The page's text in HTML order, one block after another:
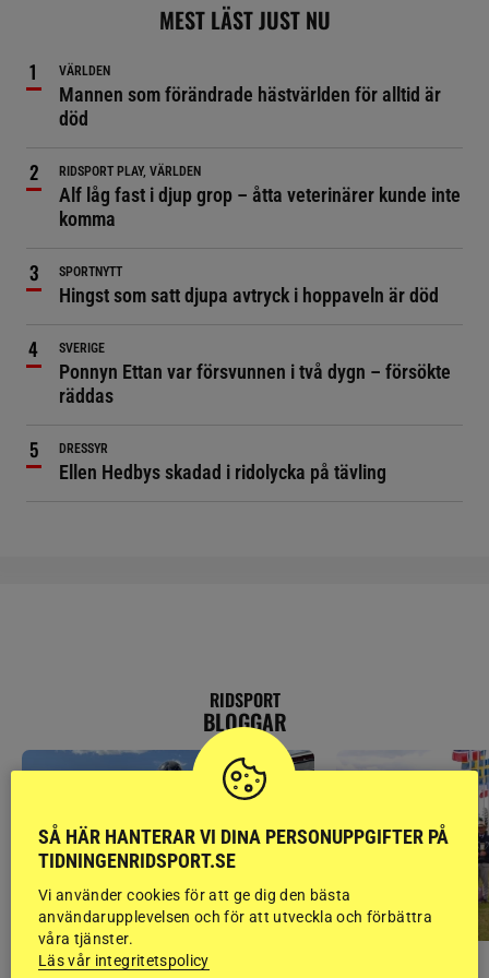
MEST LÄST JUST NU
VÄRLDEN
Mannen som förändrade hästvärlden för alltid är
död
RIDSPORT PLAY, VÄRLDEN
Alf låg fast i djup grop – åtta veterinärer kunde inte
komma
SPORTNYTT
Hingst som satt djupa avtryck i hoppaveln är död
SVERIGE
Ponnyn Ettan var försvunnen i två dygn – försökte
räddas
DRESSYR
Ellen Hedbys skadad i ridolycka på tävling
RIDSPORT
BLOGGAR
PONNYPAPPAN
SÅ HÄR HANTERAR VI DINA PERSONUPPGIFTER PÅ
TIDNINGENRIDSPORT.SE
Vi använder cookies för att ge dig den bästa
användarupplevelsen och för att utveckla och förbättra
våra tjänster.
Läs vår integritetspolicy